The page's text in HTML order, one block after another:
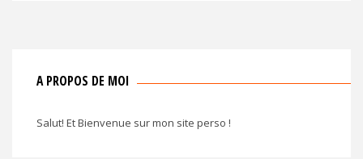
A PROPOS DE MOI
Salut! Et Bienvenue sur mon site perso !